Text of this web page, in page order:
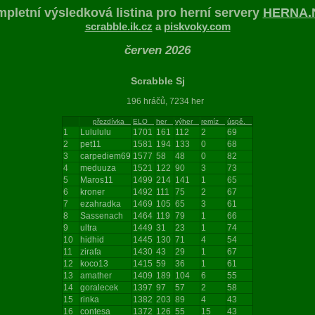
výsledková listina pro herní servery
scrabble.ik.cz a piskvoky.com
červen 2026
Scrabble Sj
196 hráčů, 7234 her
přezdívka ELO her výher remíz úspě.
1 Lulululu 1701 161 112 2
69
2
pet11 1581 194 133 0
68
3
carpediem69 1577 58 48 0
82
4
meduuza 1521 122 90 3
73
5
Maros11 1499 214 141 1
65
6
kroner 1492 111 75 2
67
7
ezahradka 1469 105 65 3
61
8
Sassenach 1464 119 79 1
66
9
ultra 1449 31 23 1
74
10
hidhid 1445 130 71 4
54
11
zirafa 1430 43 29 1
67
12
koco13 1415 59 36 1
61
13
amather 1409 189 104 6
55
14
goralecek 1397 97 57 2
58
15
rinka 1382 203 89 4
43
16
contesa 1372 126 55 15 43